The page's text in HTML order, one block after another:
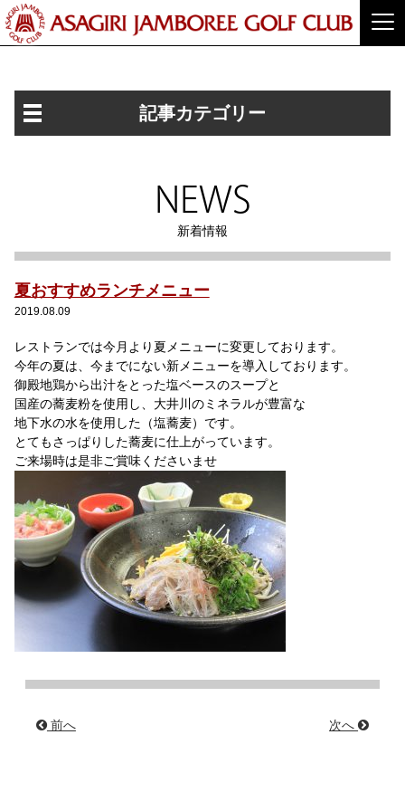
記事カテゴリー
NEWS
新着情報
夏おすすめランチメニュー
2019.08.09
レストランでは今月より夏メニューに変更しております。
今年の夏は、今までにない新メニューを導入しております。
御殿地鶏から出汁をとった塩ベースのスープと
国産の蕎麦粉を使用し、大井川のミネラルが豊富な
地下水の水を使用した（塩蕎麦）です。
とてもさっぱりした蕎麦に仕上がっています。
ご来場時は是非ご賞味くださいませ
前へ 次へ